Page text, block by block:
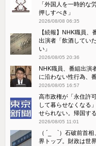
「外国人を一時的な
押しすべき」
2026/08/08 06:35
【続報】NHK職員
出演者「飲酒してい
い」
2026/08/05 20:36
NHK職員、番組出演
に沿わない性行為、
2026/08/05 16:57
高市政権が「永住許
して暮らせなくなる
せられない。帰国す
2026/08/05 11:01
（ ´_ゝ`）石破前首
界トップ。財政は世